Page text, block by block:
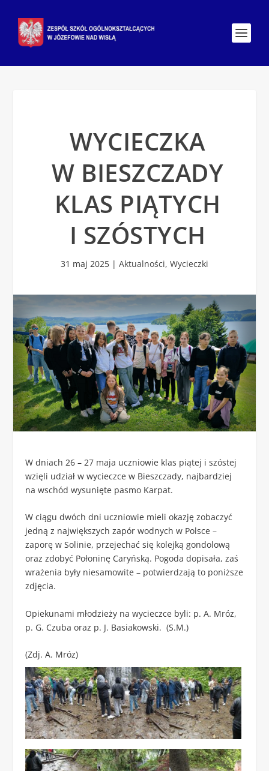
WYCIECZKA
W BIESZCZADY
KLAS PIĄTYCH
I SZÓSTYCH
31 maj 2025 | Aktualności, Wycieczki
W dniach 26 – 27 maja uczniowie klas piątej i szóstej
wzięli udział w wycieczce w Bieszczady, najbardziej
na wschód wysunięte pasmo Karpat.
W ciągu dwóch dni uczniowie mieli okazję zobaczyć
jedną z największych zapór wodnych w Polsce –
zaporę w Solinie, przejechać się kolejką gondolową
oraz zdobyć Połoninę Caryńską. Pogoda dopisała, zaś
wrażenia były niesamowite – potwierdzają to poniższe
zdjęcia.
Opiekunami młodzieży na wycieczce byli: p. A. Mróz,
p. G. Czuba oraz p. J. Basiakowski. (S.M.)
(Zdj. A. Mróz)